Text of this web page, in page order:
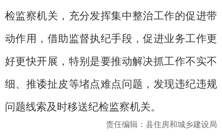
检监察机关，充分发挥集中整治工作的促进带
动作用，借助监督执纪手段，促进业务工作更
好更快开展，特别是要推动解决抓工作不实不
细、推诿扯皮等堵点难点问题，发现违纪违规
问题线索及时移送纪检监察机关。
责任编辑：县住房和城乡建设局